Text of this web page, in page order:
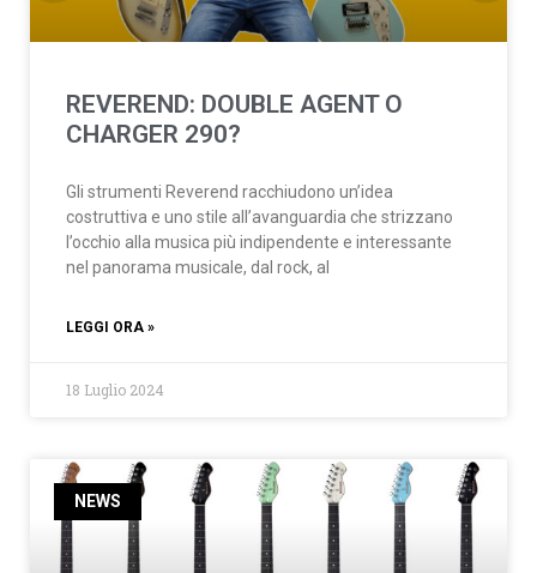
REVEREND: DOUBLE AGENT O
CHARGER 290?
Gli strumenti Reverend racchiudono un’idea
costruttiva e uno stile all’avanguardia che strizzano
l’occhio alla musica più indipendente e interessante
nel panorama musicale, dal rock, al
LEGGI ORA »
18 Luglio 2024
NEWS